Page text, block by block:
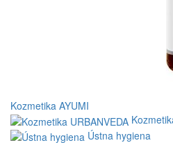
Kozmetika AYUMI
Ústna hygiena